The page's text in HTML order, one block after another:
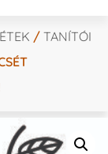
/ TANÍTÓI